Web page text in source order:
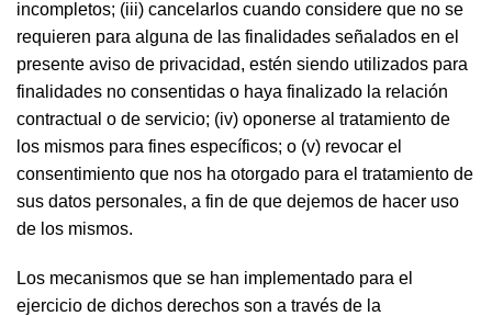
incompletos; (iii) cancelarlos cuando considere que no se
requieren para alguna de las finalidades señalados en el
presente aviso de privacidad, estén siendo utilizados para
finalidades no consentidas o haya finalizado la relación
contractual o de servicio; (iv) oponerse al tratamiento de
los mismos para fines específicos; o (v) revocar el
consentimiento que nos ha otorgado para el tratamiento de
sus datos personales, a fin de que dejemos de hacer uso
de los mismos.
Los mecanismos que se han implementado para el
ejercicio de dichos derechos son a través de la